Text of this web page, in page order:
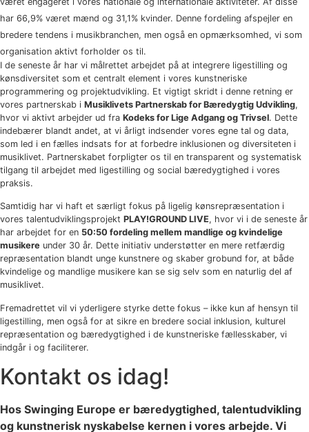
har 66,9% været mænd og 31,1% kvinder. Denne fordeling afspejler en
bredere tendens i musikbranchen, men også en opmærksomhed, vi som
organisation aktivt forholder os til.
I de seneste år har vi målrettet arbejdet på at integrere ligestilling og
kønsdiversitet som et centralt element i vores kunstneriske
programmering og projektudvikling. Et vigtigt skridt i denne retning er
vores partnerskab i Musiklivets Partnerskab for Bæredygtig Udvikling,
hvor vi aktivt arbejder ud fra Kodeks for Lige Adgang og Trivsel. Dette
indebærer blandt andet, at vi årligt indsender vores egne tal og data,
som led i en fælles indsats for at forbedre inklusionen og diversiteten i
musiklivet. Partnerskabet forpligter os til en transparent og systematisk
tilgang til arbejdet med ligestilling og social bæredygtighed i vores
praksis.
Samtidig har vi haft et særligt fokus på ligelig kønsrepræsentation i
vores talentudviklingsprojekt PLAY!GROUND LIVE, hvor vi i de seneste år
har arbejdet for en 50:50 fordeling mellem mandlige og kvindelige
musikere under 30 år. Dette initiativ understøtter en mere retfærdig
repræsentation blandt unge kunstnere og skaber grobund for, at både
kvindelige og mandlige musikere kan se sig selv som en naturlig del af
musiklivet.
Fremadrettet vil vi yderligere styrke dette fokus – ikke kun af hensyn til
ligestilling, men også for at sikre en bredere social inklusion, kulturel
repræsentation og bæredygtighed i de kunstneriske fællesskaber, vi
indgår i og faciliterer.
Kontakt os idag!
Hos Swinging Europe er bæredygtighed, talentudvikling
og kunstnerisk nyskabelse kernen i vores arbejde. Vi